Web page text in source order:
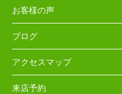
お客様の声
ブログ
アクセスマップ
来店予約